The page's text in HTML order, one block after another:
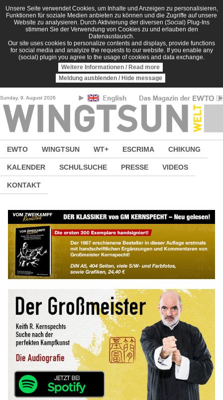
Direkt zum Inhalt
Unsere Seite verwendet Cookies, um Inhalte und Anzeigen zu personalisieren,
Funktionen für soziale Medien anbieten zu können und die Zugriffe auf unsere
Website zu analysieren. Durch Aktivierung der diversen (Social) Plug-Ins
stimmen Sie der Verwendung von Cookies zu und erlauben den
Datenaustausch.
Our site uses cookies to personalize contents and displays, provide functions
for social media and analyize the requests to our website. If you enable any
(social) plugin you agree to the usage of cookies and data exchange.
Weitere Informationen / Read more
Meldung ausblenden / Hide message
Sunday, 9. August 2026
EWTO WINGTSUN WT+ ESCRIMA CHIKUNG
KALENDER SCHULSUCHE PRESSE VIDEOS
KONTAKT